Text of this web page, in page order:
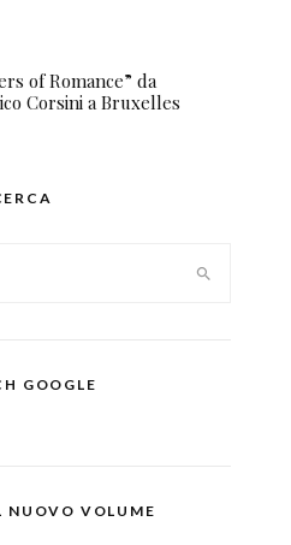
of Romance” da
Corsini a Bruxelles
GOOGLE
NUOVO VOLUME